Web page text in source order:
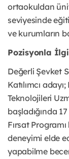
ortaokuldan
seviyesinde
ve kurumların
Pozisyonla
Değerli Şevket
Katılımcı
Teknolojileri
başladığında
Fırsat
deneyimi elde
yapabilme